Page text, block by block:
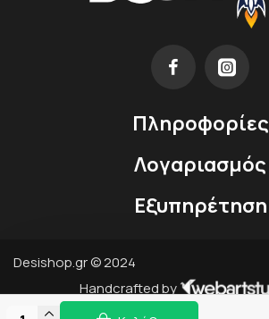
Πληροφορίες
Λογαριασμός
Εξυπηρέτηση
Desishop.gr © 2024
Handcrafted by